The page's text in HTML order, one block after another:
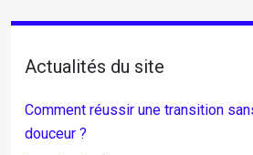
Actualités du site
Comment réussir une transition
douceur ?